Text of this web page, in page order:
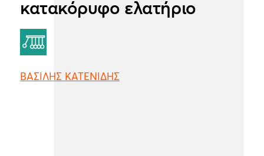
κατακόρυφο ελατήριο
ΒΑΣΙΛΗΣ ΚΑΤΕΝΙΔΗΣ